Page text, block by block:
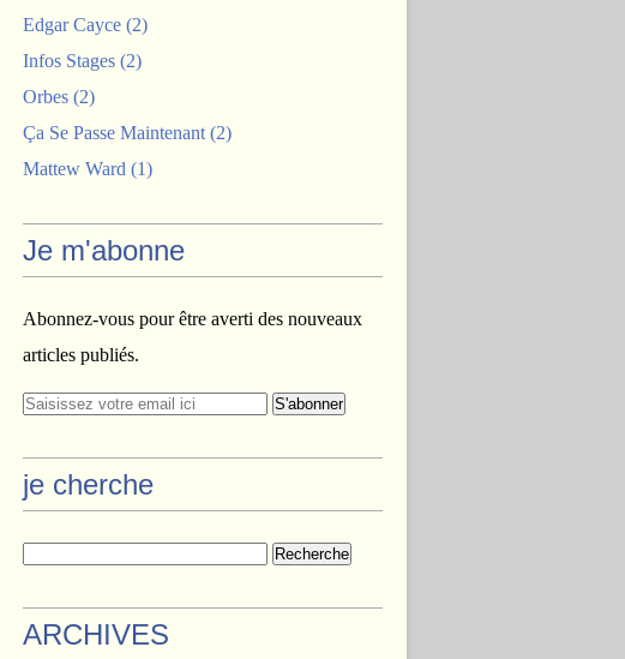
Edgar Cayce (2)
Infos Stages (2)
Orbes (2)
Ça Se Passe Maintenant (2)
Mattew Ward (1)
Je m'abonne
Abonnez-vous pour être averti des nouveaux
articles publiés.
je cherche
ARCHIVES